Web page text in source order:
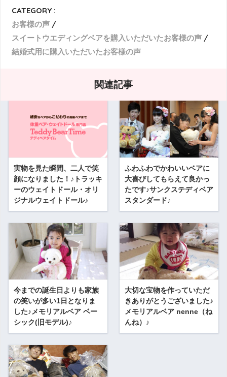
CATEGORY :
お客様の声
スイートウエディングベアを購入いただいたお客様の声
結婚式用に購入いただいたお客様の声
関連記事
実物を見た瞬間、二人で笑
顔になりました！♪トラッキ
ーのウェイトドール・オリ
ジナルウェイトドール♪
ふわふわでかわいいベアに
大喜びしてもらえて良かっ
たです♪サンクステディベア
スタンダード♪
今までの誕生日よりも家族
の笑いが多い1日となりま
した♪メモリアルベア ベー
シック(旧モデル)♪
大切な宝物を作っていただ
きありがとうございました♪
メモリアルベア nenne（ね
んね）♪